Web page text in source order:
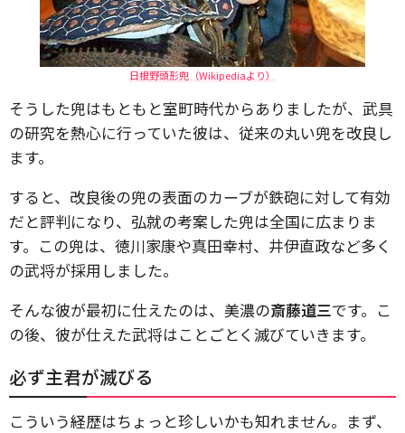
日根野頭形兜（Wikipediaより）
そうした兜はもともと室町時代からありましたが、武具
の研究を熱心に行っていた彼は、従来の丸い兜を改良し
ます。
すると、改良後の兜の表面のカーブが鉄砲に対して有効
だと評判になり、弘就の考案した兜は全国に広まりま
す。この兜は、徳川家康や真田幸村、井伊直政など多く
の武将が採用しました。
そんな彼が最初に仕えたのは、美濃の斎藤道三です。こ
の後、彼が仕えた武将はことごとく滅びていきます。
必ず主君が滅びる
こういう経歴はちょっと珍しいかも知れません。まず、